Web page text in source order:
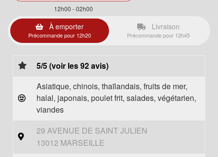
12h00 - 02h00
À emporter
Précommande pour 12h20
Livraison
Précommande pour 12h45
5/5 (voir les 92 avis)
Asiatique, chinois, thaïlandais, fruits de mer,
halal, japonais, poulet frit, salades, végétarien,
viandes
29 AVENUE DE SAINT JULIEN
13012 MARSEILLE